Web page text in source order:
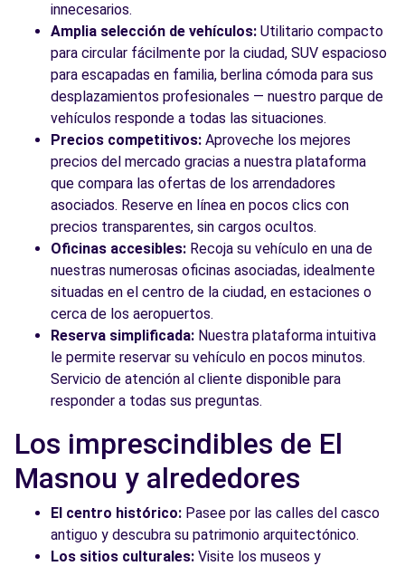
Ver todas las agencias
innecesarios.
Amplia selección de vehículos: Utilitario compacto
para circular fácilmente por la ciudad, SUV espacioso
para escapadas en familia, berlina cómoda para sus
desplazamientos profesionales — nuestro parque de
vehículos responde a todas las situaciones.
Precios competitivos: Aproveche los mejores
precios del mercado gracias a nuestra plataforma
que compara las ofertas de los arrendadores
asociados. Reserve en línea en pocos clics con
precios transparentes, sin cargos ocultos.
Oficinas accesibles: Recoja su vehículo en una de
nuestras numerosas oficinas asociadas, idealmente
situadas en el centro de la ciudad, en estaciones o
cerca de los aeropuertos.
Reserva simplificada: Nuestra plataforma intuitiva
le permite reservar su vehículo en pocos minutos.
Servicio de atención al cliente disponible para
responder a todas sus preguntas.
Los imprescindibles de El
Masnou y alrededores
El centro histórico: Pasee por las calles del casco
antiguo y descubra su patrimonio arquitectónico.
Los sitios culturales: Visite los museos y